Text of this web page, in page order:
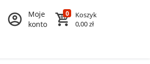
Moje
konto
0
Koszyk
0,00 zł